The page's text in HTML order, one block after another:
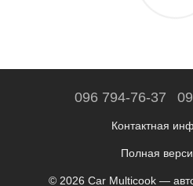
096 794-76-37
Контактная
Полная
© 2026 Car Multicook —